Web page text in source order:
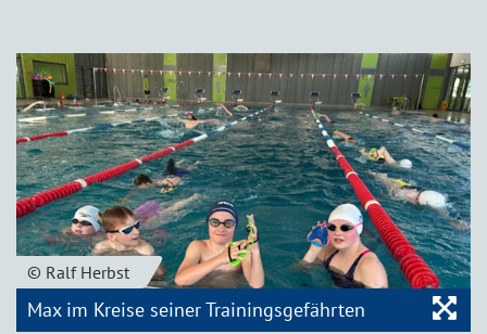
© Ralf Herbst
Max im Kreise seiner Trainingsgefährten